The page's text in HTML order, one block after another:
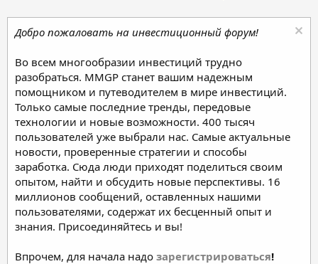
Добро пожаловать на инвестиционный форум!
Во всем многообразии инвестиций трудно
разобраться. MMGP станет вашим надежным
помощником и путеводителем в мире инвестиций.
Только самые последние тренды, передовые
технологии и новые возможности. 400 тысяч
пользователей уже выбрали нас. Самые актуальные
новости, проверенные стратегии и способы
заработка. Сюда люди приходят поделиться своим
опытом, найти и обсудить новые перспективы. 16
миллионов сообщений, оставленных нашими
пользователями, содержат их бесценный опыт и
знания. Присоединяйтесь и вы!
Впрочем, для начала надо зарегистрироваться!